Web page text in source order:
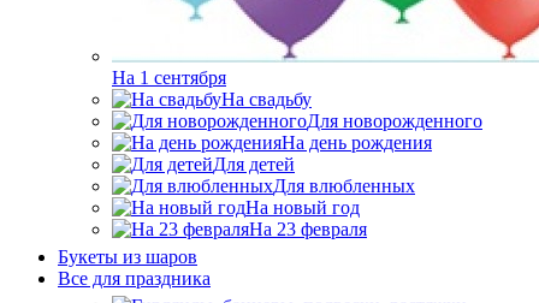
На 1 сентября
На свадьбу
Для новорожденного
На день рождения
Для детей
Для влюбленных
На новый год
На 23 февраля
Букеты из шаров
Bсе для праздника